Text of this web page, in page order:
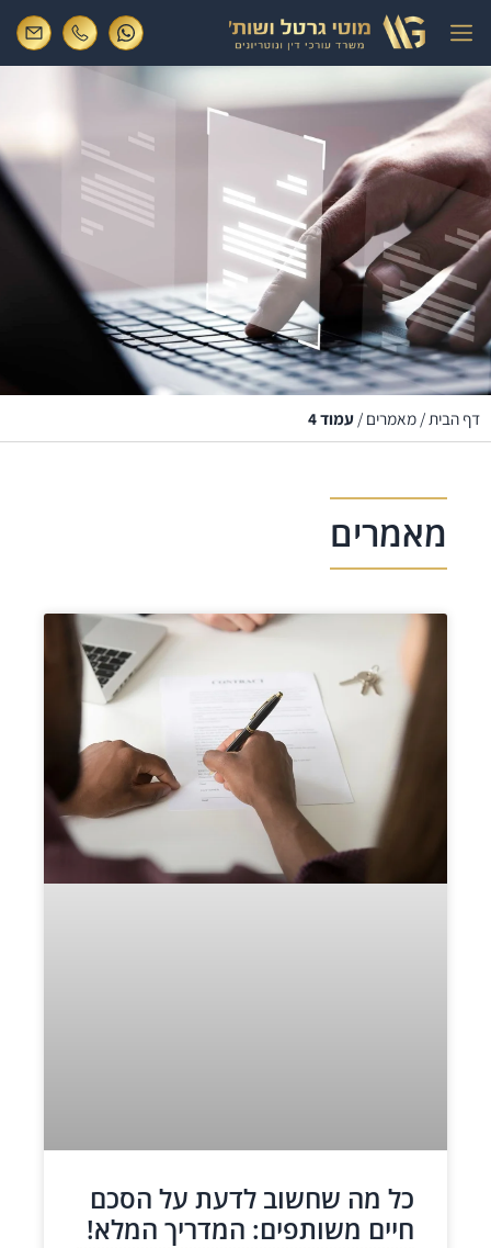
דף הבית/ מאמרים / עמוד 4
מאמרים
כל מה שחשוב לדעת על הסכם
חיים משותפים: המדריך המלא!